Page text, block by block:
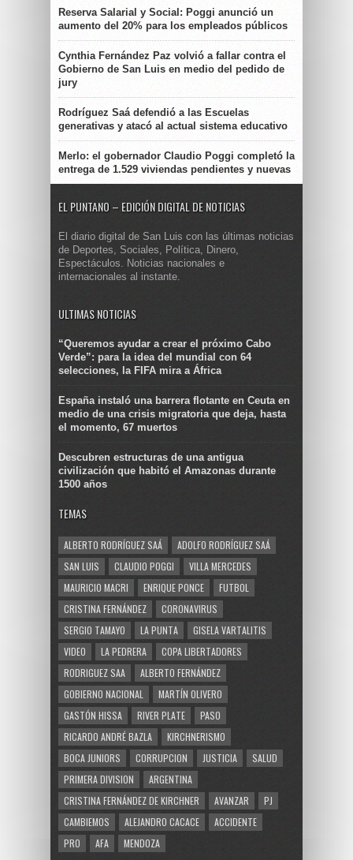
Reserva Salarial y Social: Poggi anunció un
aumento del 20% para los empleados públicos
Cynthia Fernández Paz volvió a fallar contra el
Gobierno de San Luis en medio del pedido de
jury
Rodríguez Saá defendió a las Escuelas
generativas y atacó al actual sistema educativo
Merlo: el gobernador Claudio Poggi completó la
entrega de 1.529 viviendas pendientes y nuevas
EL PUNTANO – EDICIÓN DIGITAL DE NOTICIAS
El diario digital de San Luis con las últimas noticias
de Deportes, Sociales, Política, Dinero,
Espectáculos. Noticias nacionales e
internacionales al instante.
ULTIMAS NOTICIAS
“Queremos ayudar a crear el próximo Cabo
Verde”: para la idea del mundial con 64
selecciones, la FIFA mira a África
España instaló una barrera flotante en Ceuta en
medio de una crisis migratoria que deja, hasta
el momento, 67 muertos
Descubren estructuras de una antigua
civilización que habitó el Amazonas durante
1500 años
TEMAS
ALBERTO RODRÍGUEZ SAÁ
ADOLFO RODRÍGUEZ SAÁ
SAN LUIS
CLAUDIO POGGI
VILLA MERCEDES
MAURICIO MACRI
ENRIQUE PONCE
FUTBOL
CRISTINA FERNÁNDEZ
CORONAVIRUS
SERGIO TAMAYO
LA PUNTA
GISELA VARTALITIS
VIDEO
LA PEDRERA
COPA LIBERTADORES
RODRIGUEZ SAA
ALBERTO FERNÁNDEZ
GOBIERNO NACIONAL
MARTÍN OLIVERO
GASTÓN HISSA
RIVER PLATE
PASO
RICARDO ANDRÉ BAZLA
KIRCHNERISMO
BOCA JUNIORS
CORRUPCION JUSTICIA
SALUD
PRIMERA DIVISION
ARGENTINA
CRISTINA FERNÁNDEZ DE KIRCHNER
AVANZAR
PJ
CAMBIEMOS
ALEJANDRO CACACE
ACCIDENTE
PRO
AFA MENDOZA